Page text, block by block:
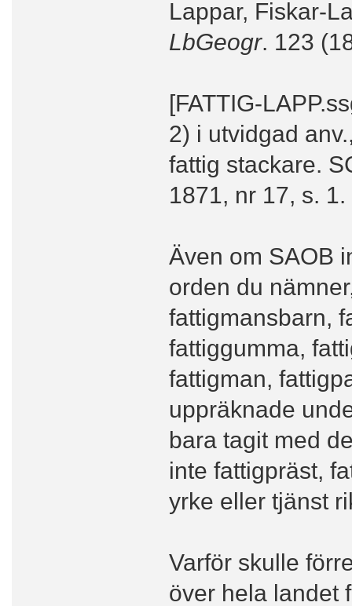
Lappar, Fiskar-
LbGeogr. 123
[FATTIG-
2) i utvidgad
fattig stackare.
1871, nr 17, s. 1.
Även om SAOB
orden du
fattigmansbarn,
fattiggumma,
fattigman,
uppräknade
bara tagit med
inte fattigpräst,
yrke eller tjänst
Varför skulle
över hela landet